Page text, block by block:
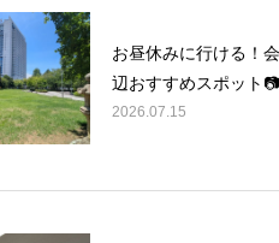
お昼休みに行ける！
辺おすすめスポット📷
2026.07.15